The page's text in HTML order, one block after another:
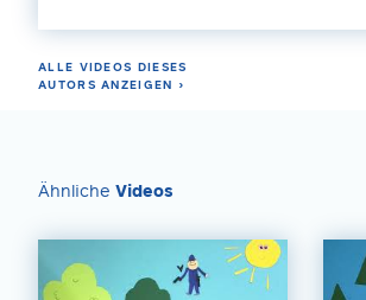
ALLE VIDEOS DIESES
AUTORS ANZEIGEN ›
Ähnliche Videos